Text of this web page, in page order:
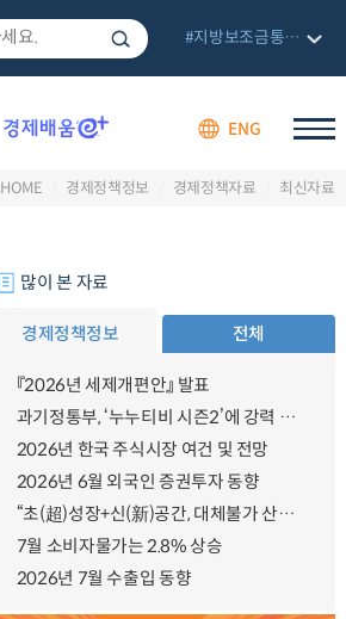
ENG
#지방보조금통합관리망
HOME 경제정책정보 경제정책자료 최신자료
많이 본 자료
경제정책정보 전체
『2026년 세제개편안』 발표
과기정통부, ‘누누티비 시즌2’에 강력 대응 의지 밝혀
2026년 한국 주식시장 여건 및 전망
2026년 6월 외국인 증권투자 동향
“초(超)성장+신(新)공간, 대체불가 산업강국”
7월 소비자물가는 2.8% 상승
2026년 7월 수출입 동향